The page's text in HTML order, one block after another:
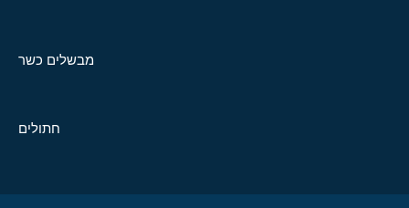
מבשלים כשר
חתולים